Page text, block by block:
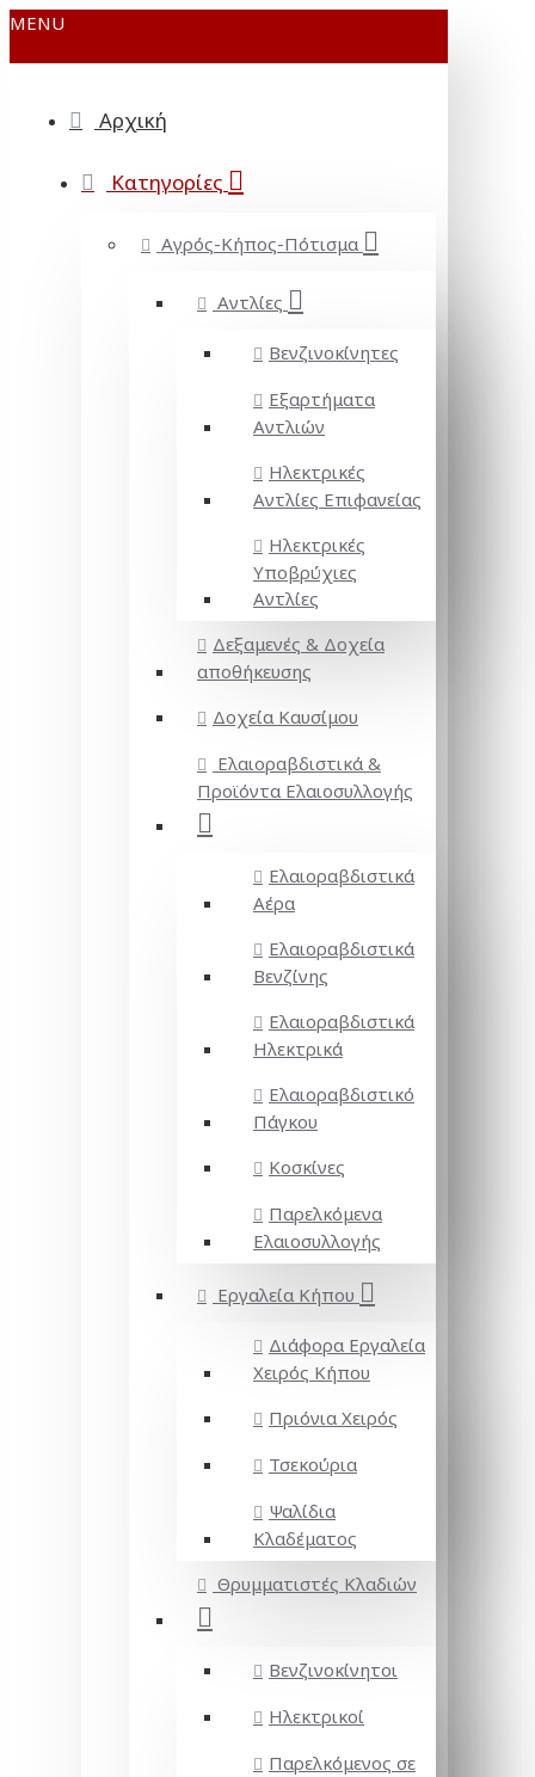
MENU
Αρχική
Κατηγορίες
Αγρός-Κήπος-Πότισμα
Αντλίες
Βενζινοκίνητες
Εξαρτήματα
Αντλιών
Ηλεκτρικές
Αντλίες Επιφανείας
Ηλεκτρικές
Υποβρύχιες
Αντλίες
Δεξαμενές & Δοχεία
αποθήκευσης
Δοχεία Καυσίμου
Ελαιοραβδιστικά &
Προϊόντα Ελαιοσυλλογής
Ελαιοραβδιστικά
Αέρα
Ελαιοραβδιστικά
Βενζίνης
Ελαιοραβδιστικά
Ηλεκτρικά
Ελαιοραβδιστικό
Πάγκου
Κοσκίνες
Παρελκόμενα
Ελαιοσυλλογής
Εργαλεία Κήπου
Διάφορα Εργαλεία
Χειρός Κήπου
Πριόνια Χειρός
Τσεκούρια
Ψαλίδια
Κλαδέματος
Θρυμματιστές Κλαδιών
Βενζινοκίνητοι
Ηλεκτρικοί
Παρελκόμενος σε